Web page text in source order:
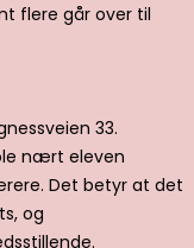
flere går over til
33.
nært eleven
Det betyr at det
og